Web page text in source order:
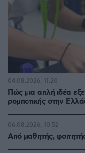
Πώς μια απλή ιδέα
ρομποτικής στην
04.08.2026, 11:20
Από μαθητής,
06.08.2026, 10:52